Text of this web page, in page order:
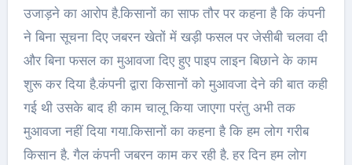
उजाड़ने का आरोप है.किसानों का साफ तौर पर कहना है कि कंपनी
ने बिना सूचना दिए जबरन खेतों में खड़ी फसल पर जेसीबी चलवा दी
और बिना फसल का मुआवजा दिए हुए पाइप लाइन बिछाने के काम
शुरू कर दिया है.कंपनी द्वारा किसानों को मुआवजा देने की बात कही
गई थी उसके बाद ही काम चालू किया जाएगा परंतु अभी तक
मुआवजा नहीं दिया गया.किसानों का कहना है कि हम लोग गरीब
किसान है. गैल कंपनी जबरन काम कर रही है. हर दिन हम लोग